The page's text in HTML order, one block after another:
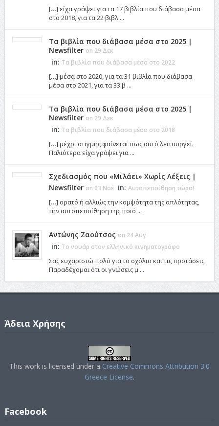
[…] είχα γράψει για τα 17 βιβλία που διάβασα μέσα
στο 2018, για τα 22 βιβλ ...
Τα βιβλία που διάβασα μέσα στο 2025 |
Newsfilter on 29 Δεκ
in: Τα βιβλία που διάβασα μέσα στο 2022
[…] μέσα στο 2020, για τα 31 βιβλία που διάβασα
μέσα στο 2021, για τα 33 β ...
Τα βιβλία που διάβασα μέσα στο 2025 |
Newsfilter on 29 Δεκ
in: Τα βιβλία που διάβασα μέσα στο 2018
[…] μέχρι στιγμής φαίνεται πως αυτό λειτουργεί.
Παλιότερα είχα γράψει για ...
Σχεδιασμός που «Μιλάει» Χωρίς Λέξεις |
Newsfilter on 03 Νοέ in: Αυτοπεποίθηση τώρα!
[…] ορατό ή αλλιώς την κομψότητα της απλότητας,
την αυτοπεποίθηση της ποιό ...
Αντώνης Ζαούτσος on 24 Αυγ
in: Το νουάρ στον ελληνικό κινηματογράφο
Σας ευχαριστώ πολύ για το σχόλιο και τις προτάσεις.
Παραδέχομαι ότι οι γνώσεις μ ...
Άδεια Χρήσης
This work is licensed under a Creative Commons Attribution 3.0
Greece License.
Facebook